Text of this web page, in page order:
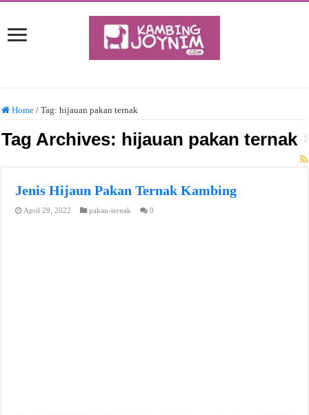
Home / Tag:hijauan pakan ternak
Tag Archives: hijauan pakan ternak
Jenis Hijaun Pakan Ternak Kambing
April 29, 2022 pakan-ternak 0